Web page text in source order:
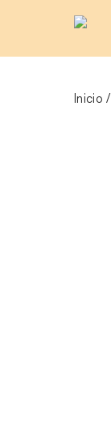
Inicio